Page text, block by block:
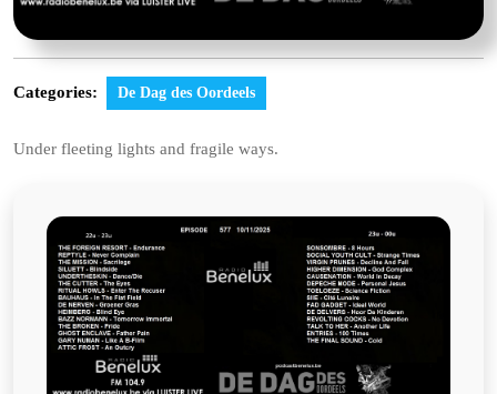
Categories: De Dag des Oordeels
Under fleeting lights and fragile ways.